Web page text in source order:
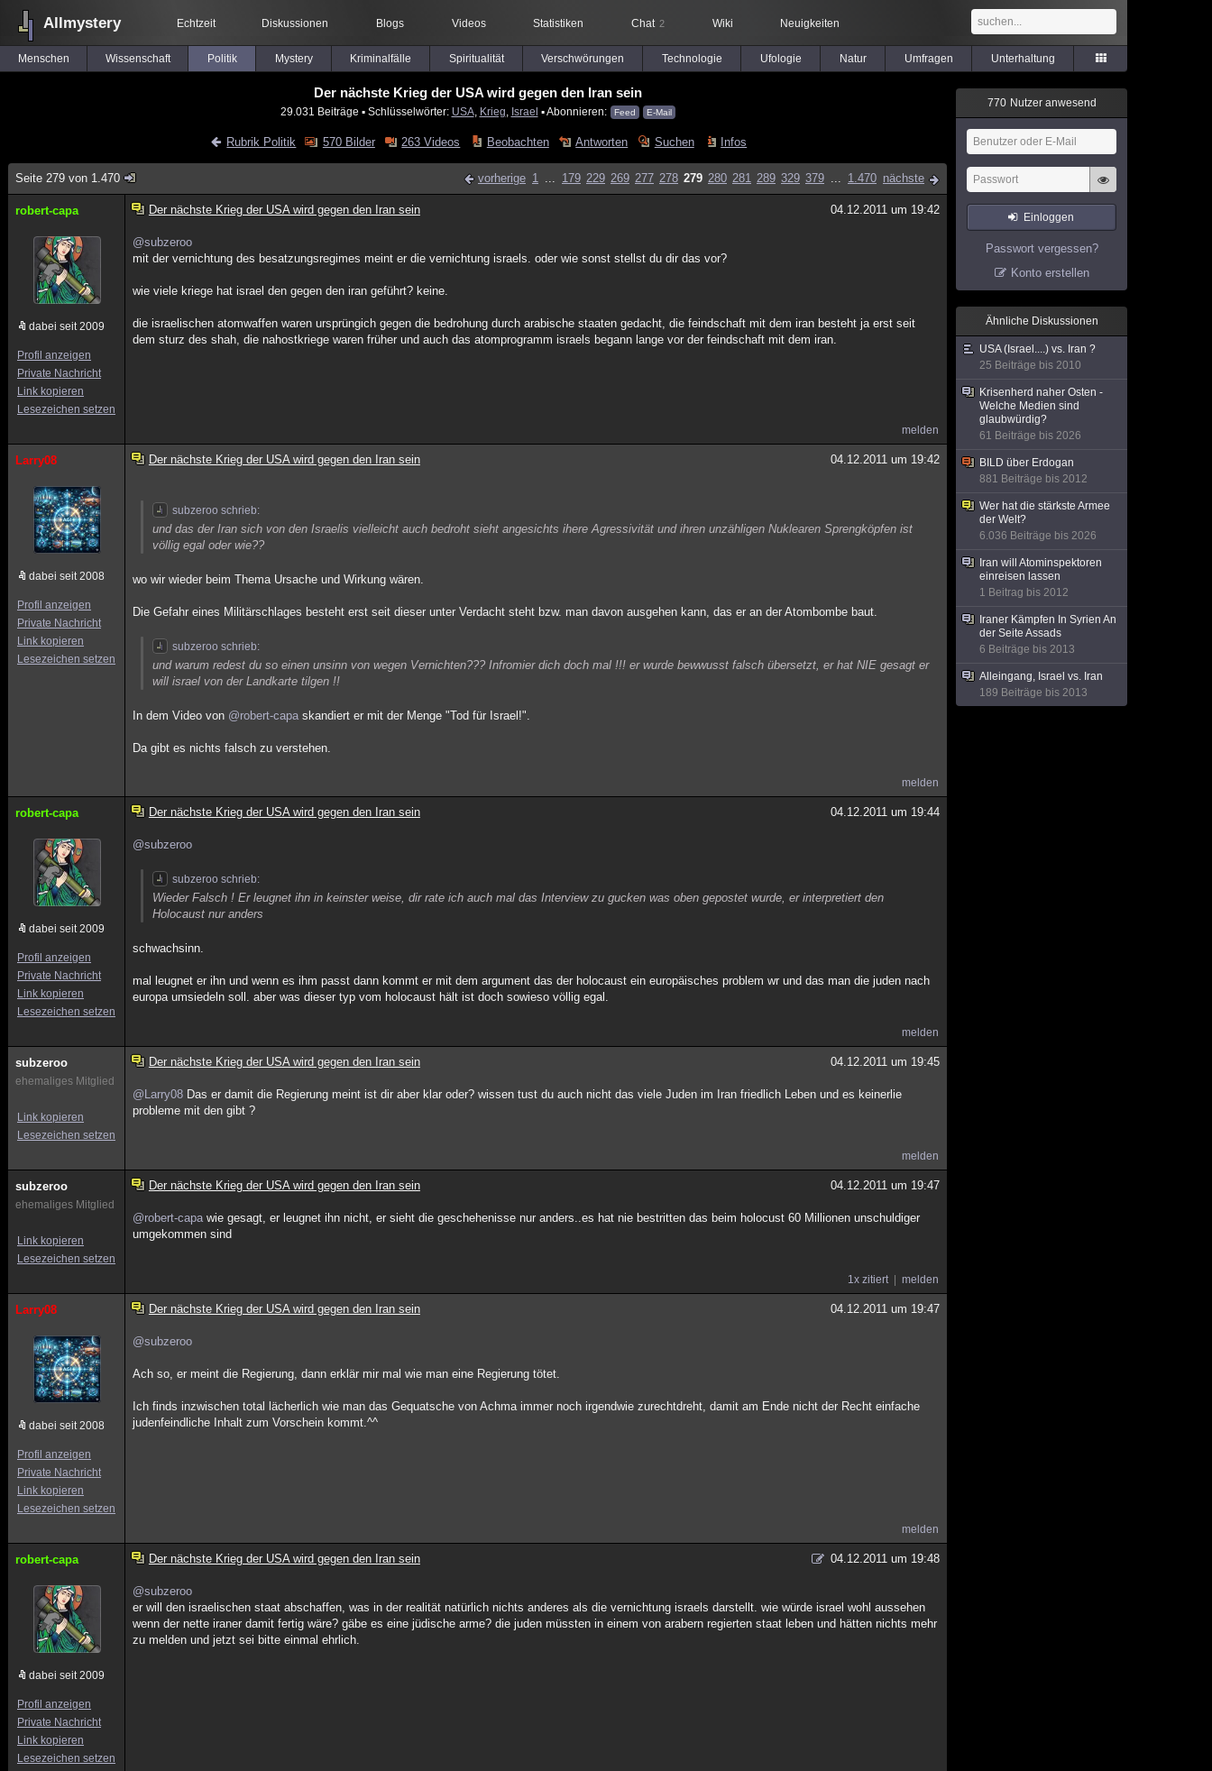
Allmystery Echtzeit Diskussionen Blogs Videos Statistiken Chat 2 Wiki Neuigkeiten
Menschen Wissenschaft Politik Mystery Kriminalfälle Spiritualität Verschwörungen Technologie Ufologie Natur Umfragen Unterhaltung
Der nächste Krieg der USA wird gegen den Iran sein
29.031 Beiträge ▪ Schlüsselwörter: USA, Krieg Israel ▪ Abonnieren: Feed E-Mail
Rubrik Politik 570 Bilder 263 Videos Beobachten Antworten Suchen Infos
Seite 279 von 1.470 vorherige 1 ... 179 229 269 277 278 279 280 281 289 329 379 ... 1.470 nächste
robert-capa
dabei seit 2009
Profil anzeigen
Private Nachricht
Link kopieren
Lesezeichen setzen
Der nächste Krieg der USA wird gegen den Iran sein 04.12.2011 um 19:42
@subzeroo
mit der vernichtung des besatzungsregimes meint er die vernichtung israels. oder wie sonst stellst du dir das vor?
wie viele kriege hat israel den gegen den iran geführt? keine.
die israelischen atomwaffen waren ursprüngich gegen die bedrohung durch arabische staaten gedacht, die feindschaft mit dem iran besteht ja erst seit
dem sturz des shah, die nahostkriege waren früher und auch das atomprogramm israels begann lange vor der feindschaft mit dem iran.
melden
Larry08
dabei seit 2008
Profil anzeigen
Private Nachricht
Link kopieren
Lesezeichen setzen
Der nächste Krieg der USA wird gegen den Iran sein 04.12.2011 um 19:42
subzeroo schrieb:
und das der Iran sich von den Israelis vielleicht auch bedroht sieht angesichts ihere Agressivität und ihren unzähligen Nuklearen Sprengköpfen ist
völlig egal oder wie??
wo wir wieder beim Thema Ursache und Wirkung wären.
Die Gefahr eines Militärschlages besteht erst seit dieser unter Verdacht steht bzw. man davon ausgehen kann, das er an der Atombombe baut.
subzeroo schrieb:
und warum redest du so einen unsinn von wegen Vernichten??? Infromier dich doch mal !!! er wurde bewwusst falsch übersetzt, er hat NIE gesagt er
will israel von der Landkarte tilgen !!
In dem Video von @robert-capa skandiert er mit der Menge "Tod für Israel!".
Da gibt es nichts falsch zu verstehen.
melden
robert-capa
dabei seit 2009
Profil anzeigen
Private Nachricht
Link kopieren
Lesezeichen setzen
Der nächste Krieg der USA wird gegen den Iran sein 04.12.2011 um 19:44
@subzeroo
subzeroo schrieb:
Wieder Falsch ! Er leugnet ihn in keinster weise, dir rate ich auch mal das Interview zu gucken was oben gepostet wurde, er interpretiert den
Holocaust nur anders
schwachsinn.
mal leugnet er ihn und wenn es ihm passt dann kommt er mit dem argument das der holocaust ein europäisches problem wr und das man die juden nach
europa umsiedeln soll. aber was dieser typ vom holocaust hält ist doch sowieso völlig egal.
melden
subzeroo
ehemaliges Mitglied
Link kopieren
Lesezeichen setzen
Der nächste Krieg der USA wird gegen den Iran sein 04.12.2011 um 19:45
@Larry08 Das er damit die Regierung meint ist dir aber klar oder? wissen tust du auch nicht das viele Juden im Iran friedlich Leben und es keinerlie
probleme mit den gibt ?
melden
subzeroo
ehemaliges Mitglied
Link kopieren
Lesezeichen setzen
Der nächste Krieg der USA wird gegen den Iran sein 04.12.2011 um 19:47
@robert-capawie gesagt, er leugnet ihn nicht, er sieht die geschehenisse nur anders..es hat nie bestritten das beim holocust 60 Millionen unschuldiger
umgekommen sind
1x zitiert melden
Larry08
dabei seit 2008
Profil anzeigen
Private Nachricht
Link kopieren
Lesezeichen setzen
Der nächste Krieg der USA wird gegen den Iran sein 04.12.2011 um 19:47
@subzeroo
Ach so, er meint die Regierung, dann erklär mir mal wie man eine Regierung tötet.
Ich finds inzwischen total lächerlich wie man das Gequatsche von Achma immer noch irgendwie zurechtdreht, damit am Ende nicht der Recht einfache
judenfeindliche Inhalt zum Vorschein kommt.^^
melden
robert-capa
dabei seit 2009
Profil anzeigen
Private Nachricht
Link kopieren
Lesezeichen setzen
Der nächste Krieg der USA wird gegen den Iran sein 04.12.2011 um 19:48
@subzeroo
er will den israelischen staat abschaffen, was in der realität natürlich nichts anderes als die vernichtung israels darstellt. wie würde israel wohl aussehen
wenn der nette iraner damit fertig wäre? gäbe es eine jüdische arme? die juden müssten in einem von arabern regierten staat leben und hätten nichts mehr
zu melden und jetzt sei bitte einmal ehrlich.
770 Nutzer anwesend
Einloggen
Passwort vergessen?
Konto erstellen
Ähnliche Diskussionen
USA (Israel....) vs. Iran ?
25 Beiträge bis 2010
Krisenherd naher Osten -
Welche Medien sind
glaubwürdig?
61 Beiträge bis 2026
BILD über Erdogan
881 Beiträge bis 2012
Wer hat die stärkste Armee
der Welt?
6.036 Beiträge bis 2026
Iran will Atominspektoren
einreisen lassen
1 Beitrag bis 2012
Iraner Kämpfen In Syrien An
der Seite Assads
6 Beiträge bis 2013
Alleingang, Israel vs. Iran
189 Beiträge bis 2013